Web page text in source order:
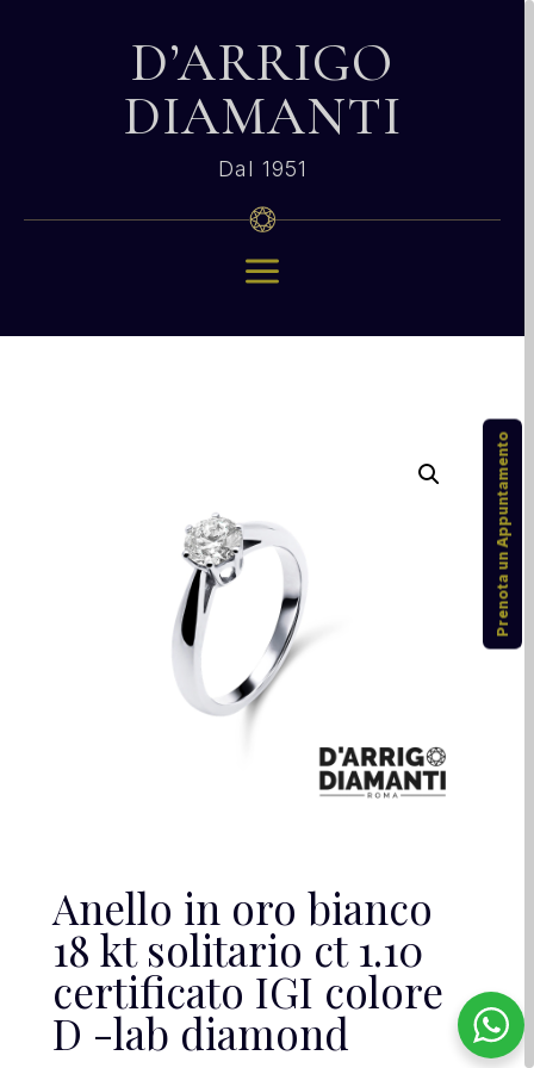
D’ARRIGO
DIAMANTI
Dal 1951
a
Anello in oro bianco
18 kt solitario ct 1.10
certificato IGI colore
D -lab diamond
Prenota un Appuntamento